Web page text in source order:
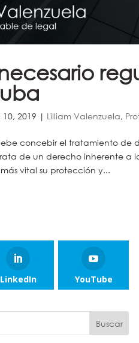
10, 2019 | Lilliam Valenzuela,
concebir el tratamiento de
de un derecho inherente
vital su protección y...
LinkedIn YouTube